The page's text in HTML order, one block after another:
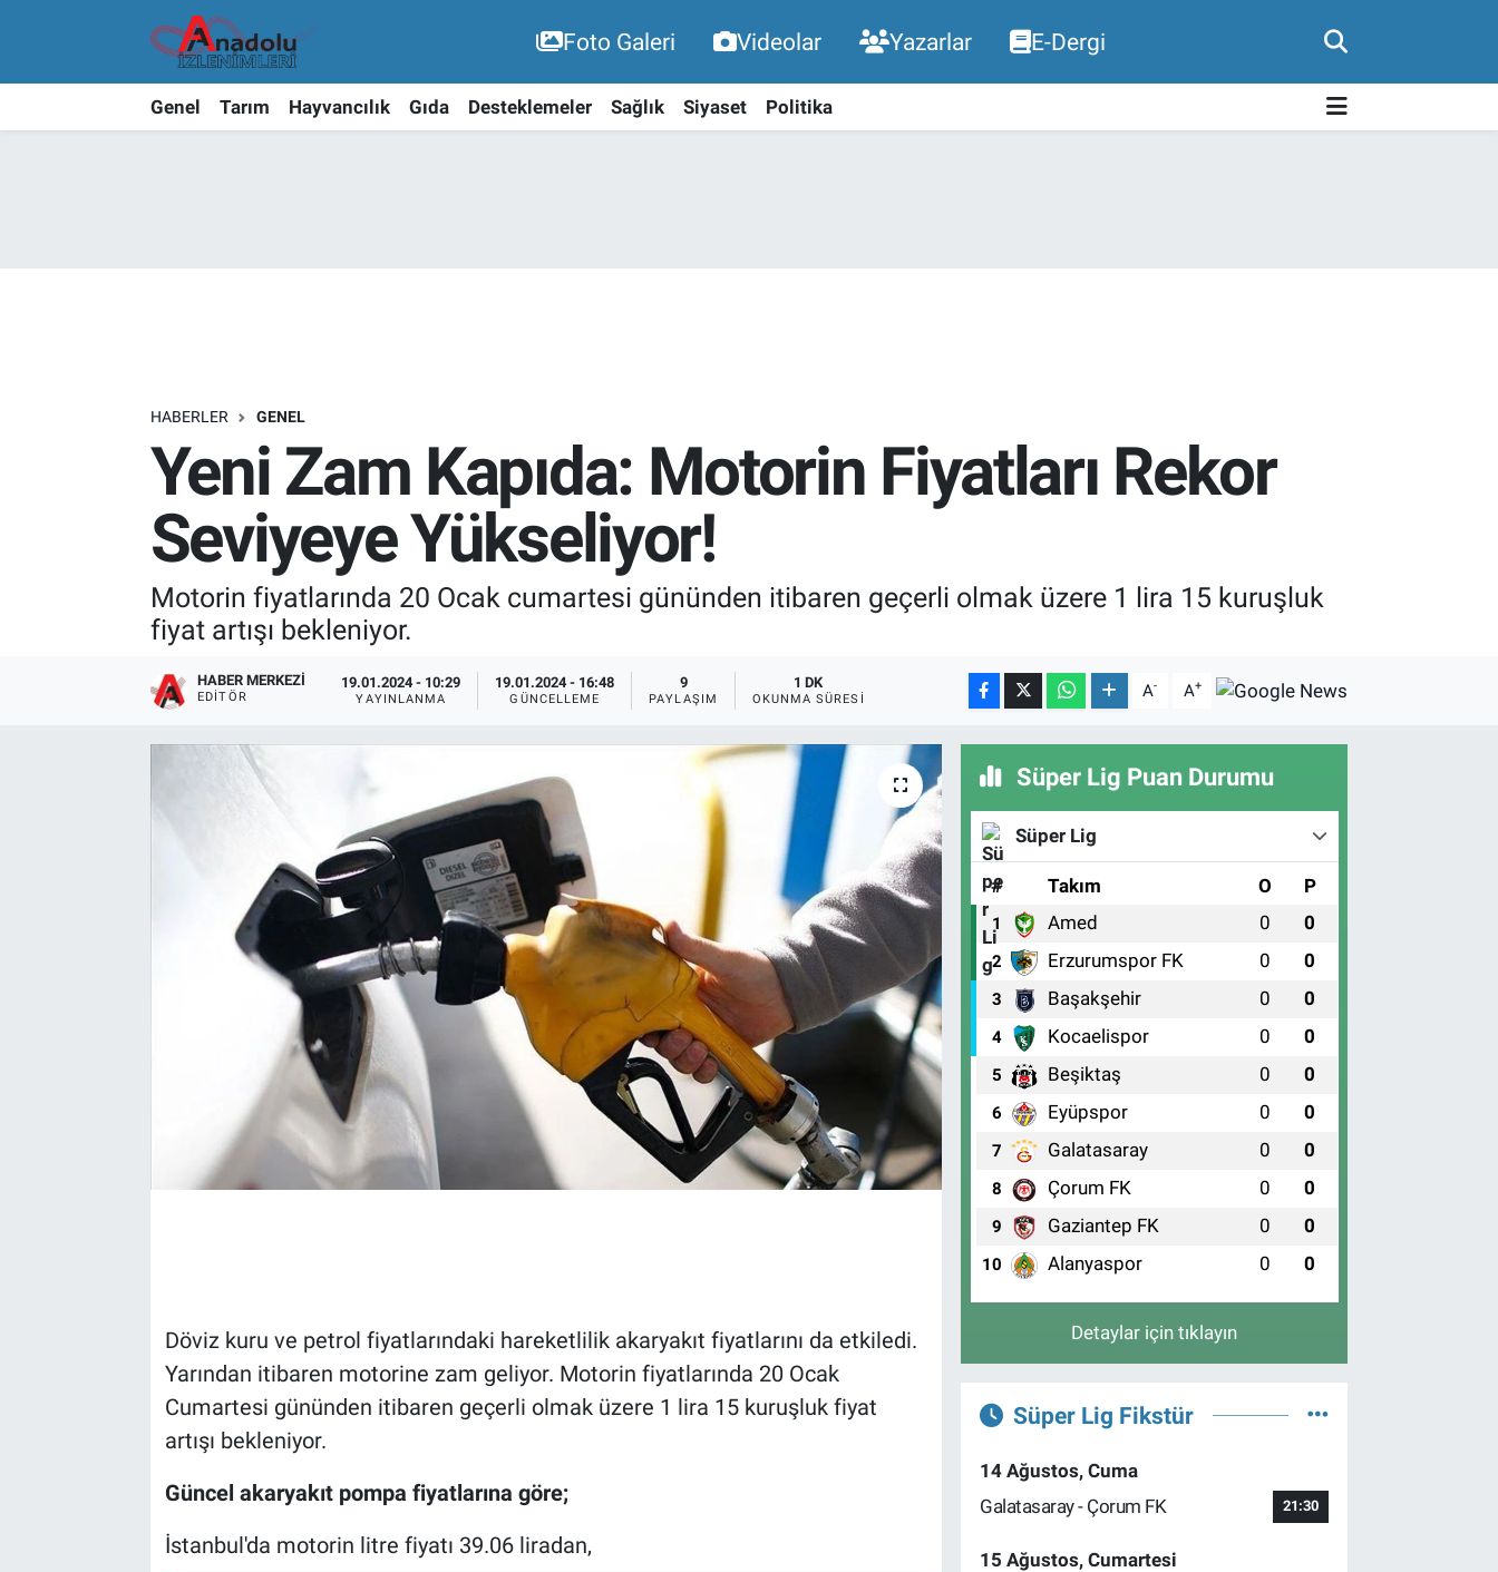
Foto Galeri Videolar Yazarlar E-Dergi
Genel Tarım Hayvancılık Gıda Desteklemeler Sağlık Siyaset Politika
HABERLER GENEL
Yeni Zam Kapıda: Motorin Fiyatları Rekor
Seviyeye Yükseliyor!
Motorin fiyatlarında 20 Ocak cumartesi gününden itibaren geçerli olmak üzere 1 lira 15 kuruşluk
fiyat artışı bekleniyor.
HABER MERKEZI
EDITÖR
19.01.2024 - 10:29
YAYINLANMA
19.01.2024 - 16:48
GÜNCELLEME
9
PAYLAŞIM
1 DK
OKUNMA SÜRESI A- A+
Döviz kuru ve petrol fiyatlarındaki hareketlilik akaryakıt fiyatlarını da etkiledi.
Yarından itibaren motorine zam geliyor. Motorin fiyatlarında 20 Ocak
Cumartesi gününden itibaren geçerli olmak üzere 1 lira 15 kuruşluk fiyat
artışı bekleniyor.
Güncel akaryakıt pompa fiyatlarına göre;
İstanbul'da motorin litre fiyatı 39.06 liradan,
Süper Lig Puan Durumu
Süper Lig
# Takım O P
1 Amed 0 0
2 Erzurumspor FK 0 0
3 Başakşehir 0 0
4 Kocaelispor 0 0
5 Beşiktaş 0 0
6 Eyüpspor 0 0
7 Galatasaray 0 0
8 Çorum FK 0 0
9 Gaziantep FK 0 0
10 Alanyaspor 0 0
Detaylar için tıklayın
Süper Lig Fikstür
14 Ağustos, Cuma
Galatasaray - Çorum FK
21:30
15 Ağustos, Cumartesi